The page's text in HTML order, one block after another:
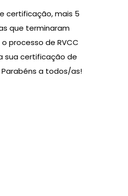
certificação, mais 5
que terminaram
processo de RVCC
sua certificação de
Parabéns a todos/as!